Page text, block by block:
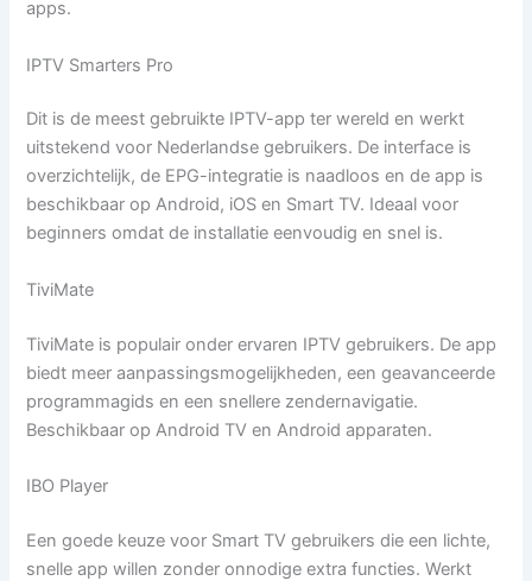
apps.
IPTV Smarters Pro
Dit is de meest gebruikte IPTV-app ter wereld en werkt
uitstekend voor Nederlandse gebruikers. De interface is
overzichtelijk, de EPG-integratie is naadloos en de app is
beschikbaar op Android, iOS en Smart TV. Ideaal voor
beginners omdat de installatie eenvoudig en snel is.
TiviMate
TiviMate is populair onder ervaren IPTV gebruikers. De app
biedt meer aanpassingsmogelijkheden, een geavanceerde
programmagids en een snellere zendernavigatie.
Beschikbaar op Android TV en Android apparaten.
IBO Player
Een goede keuze voor Smart TV gebruikers die een lichte,
snelle app willen zonder onnodige extra functies. Werkt